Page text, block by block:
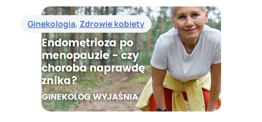
Ginekologia, Zdrowie kobiety